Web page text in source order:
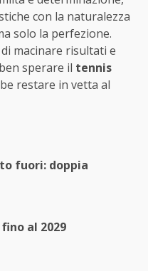
con la naturalezza
solo la perfezione.
macinare risultati e
sperare il tennis
restare in vetta al
fuori: doppia
al 2029